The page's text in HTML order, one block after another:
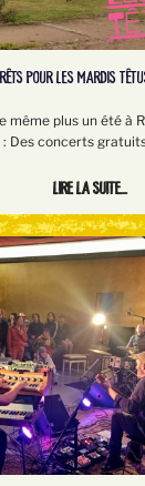
POUR LES MARDIS
même plus un été à
: Des concerts
Lire la suite...